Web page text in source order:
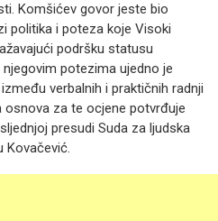
Komšićev govor jeste bio
politika i poteza koje Visoki
podršku statusu
potezima ujedno je
verbalnih i praktičnih radnji
osnova za te ocjene potvrđuje
presudi Suda za ljudska
Kovačević.